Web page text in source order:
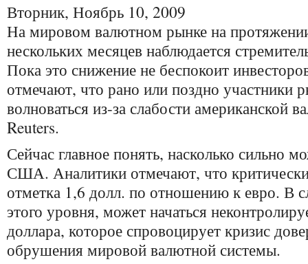
Вторник, Ноябрь 10, 2009
На мировом валютном рынке на
нескольких месяцев наблюдается
Пока это снижение не беспокоит
отмечают, что рано или поздно участники
волноваться из-за слабости американской
Reuters.
Сейчас главное понять, насколько сильно
США. Аналитики отмечают, что
отметка 1,6 долл. по отношению к евро. В
этого уровня, может начаться
доллара, которое спровоцирует кризис
обрушения мировой валютной системы.